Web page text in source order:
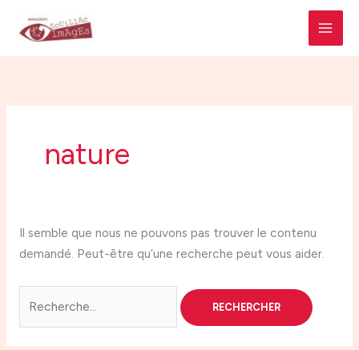
nature
Il semble que nous ne pouvons pas trouver le contenu
demandé. Peut-être qu’une recherche peut vous aider.
r
c
i
a
t
g
s